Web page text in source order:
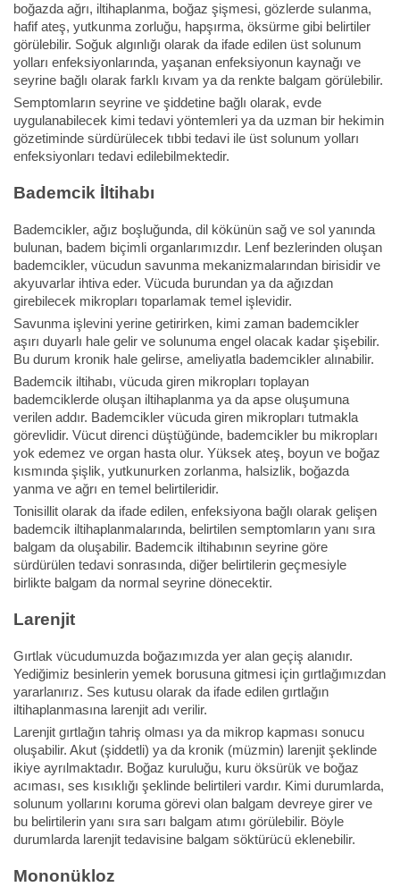
boğazda ağrı, iltihaplanma, boğaz şişmesi, gözlerde sulanma,
hafif ateş, yutkunma zorluğu, hapşırma, öksürme gibi belirtiler
görülebilir. Soğuk algınlığı olarak da ifade edilen üst solunum
yolları enfeksiyonlarında, yaşanan enfeksiyonun kaynağı ve
seyrine bağlı olarak farklı kıvam ya da renkte balgam görülebilir.
Semptomların seyrine ve şiddetine bağlı olarak, evde
uygulanabilecek kimi tedavi yöntemleri ya da uzman bir hekimin
gözetiminde sürdürülecek tıbbi tedavi ile üst solunum yolları
enfeksiyonları tedavi edilebilmektedir.
Bademcik İltihabı
Bademcikler, ağız boşluğunda, dil kökünün sağ ve sol yanında
bulunan, badem biçimli organlarımızdır. Lenf bezlerinden oluşan
bademcikler, vücudun savunma mekanizmalarından birisidir ve
akyuvarlar ihtiva eder. Vücuda burundan ya da ağızdan
girebilecek mikropları toparlamak temel işlevidir.
Savunma işlevini yerine getirirken, kimi zaman bademcikler
aşırı duyarlı hale gelir ve solunuma engel olacak kadar şişebilir.
Bu durum kronik hale gelirse, ameliyatla bademcikler alınabilir.
Bademcik iltihabı, vücuda giren mikropları toplayan
bademciklerde oluşan iltihaplanma ya da apse oluşumuna
verilen addır. Bademcikler vücuda giren mikropları tutmakla
görevlidir. Vücut direnci düştüğünde, bademcikler bu mikropları
yok edemez ve organ hasta olur. Yüksek ateş, boyun ve boğaz
kısmında şişlik, yutkunurken zorlanma, halsizlik, boğazda
yanma ve ağrı en temel belirtileridir.
Tonisillit olarak da ifade edilen, enfeksiyona bağlı olarak gelişen
bademcik iltihaplanmalarında, belirtilen semptomların yanı sıra
balgam da oluşabilir. Bademcik iltihabının seyrine göre
sürdürülen tedavi sonrasında, diğer belirtilerin geçmesiyle
birlikte balgam da normal seyrine dönecektir.
Larenjit
Gırtlak vücudumuzda boğazımızda yer alan geçiş alanıdır.
Yediğimiz besinlerin yemek borusuna gitmesi için gırtlağımızdan
yararlanırız. Ses kutusu olarak da ifade edilen gırtlağın
iltihaplanmasına larenjit adı verilir.
Larenjit gırtlağın tahriş olması ya da mikrop kapması sonucu
oluşabilir. Akut (şiddetli) ya da kronik (müzmin) larenjit şeklinde
ikiye ayrılmaktadır. Boğaz kuruluğu, kuru öksürük ve boğaz
acıması, ses kısıklığı şeklinde belirtileri vardır. Kimi durumlarda,
solunum yollarını koruma görevi olan balgam devreye girer ve
bu belirtilerin yanı sıra sarı balgam atımı görülebilir. Böyle
durumlarda larenjit tedavisine balgam söktürücü eklenebilir.
Mononükloz